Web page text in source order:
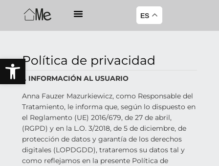
Abrir barra de herramientas
ES
Política de privacidad
1. INFORMACIÓN AL USUARIO
Anna Fauzer Mazurkiewicz, como Responsable del
Tratamiento, le informa que, según lo dispuesto en
el Reglamento (UE) 2016/679, de 27 de abril,
(RGPD) y en la L.O. 3/2018, de 5 de diciembre, de
protección de datos y garantía de los derechos
digitales (LOPDGDD), trataremos su datos tal y
como reflejamos en la presente Política de